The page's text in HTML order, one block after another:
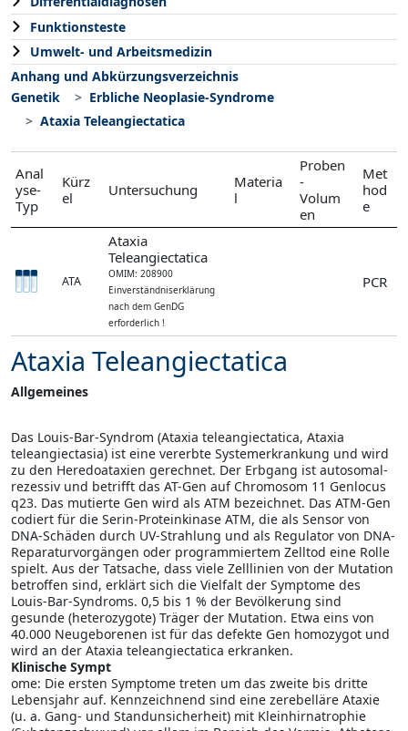
Funktionsteste
Umwelt- und Arbeitsmedizin
Anhang und Abkürzungsverzeichnis
Genetik
Erbliche Neoplasie-Syndrome
Ataxia Teleangiectatica
Anal
yse-
Typ
Kürz
el
Untersuchung
Materia
l
Proben
-
Volum
en
Met
hod
e
ATA
Ataxia
Teleangiectatica
OMIM: 208900
Einverständniserklärung
nach dem GenDG
erforderlich !
PCR
Ataxia Teleangiectatica
Allgemeines
Das Louis-Bar-Syndrom (Ataxia teleangiectatica, Ataxia
teleangiectasia) ist eine vererbte Systemerkrankung und wird
zu den Heredoataxien gerechnet. Der Erbgang ist autosomal-
rezessiv und betrifft das AT-Gen auf Chromosom 11 Genlocus
q23. Das mutierte Gen wird als ATM bezeichnet. Das ATM-Gen
codiert für die Serin-Proteinkinase ATM, die als Sensor von
DNA-Schäden durch UV-Strahlung und als Regulator von DNA-
Reparaturvorgängen oder programmiertem Zelltod eine Rolle
spielt. Aus der Tatsache, dass viele Zelllinien von der Mutation
betroffen sind, erklärt sich die Vielfalt der Symptome des
Louis-Bar-Syndroms. 0,5 bis 1 % der Bevölkerung sind
gesunde (heterozygote) Träger der Mutation. Etwa eins von
40.000 Neugeborenen ist für das defekte Gen homozygot und
wird an der Ataxia teleangiectatica erkranken.
Klinische Sympt
ome: Die ersten Symptome treten um das zweite bis dritte
Lebensjahr auf. Kennzeichnend sind eine zerebelläre Ataxie
(u. a. Gang- und Standunsicherheit) mit Kleinhirnatrophie